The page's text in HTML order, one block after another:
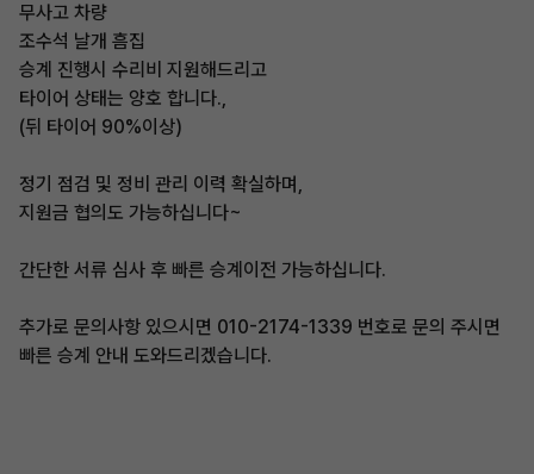
무사고 차량
조수석 날개 흠집
승계 진행시 수리비 지원해드리고
타이어 상태는 양호 합니다.,
(뒤 타이어 90%이상)
정기 점검 및 정비 관리 이력 확실하며,
지원금 협의도 가능하십니다~
간단한 서류 심사 후 빠른 승계이전 가능하십니다.
추가로 문의사항 있으시면 010-2174-1339 번호로 문의 주시면
빠른 승계 안내 도와드리겠습니다.